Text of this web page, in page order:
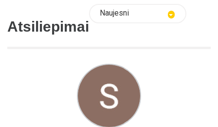
Atsiliepimai
Naujesni